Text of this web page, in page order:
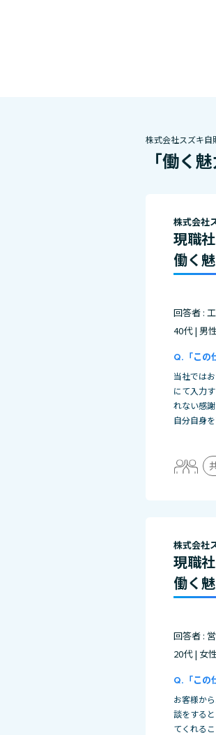
株式会社スズキ自
「働く魅
株式会社
現職
働く
回答者 :
40代 | 男
「こ
当社では
にて入力
れない感
自分自身
株式会社
現職
働く
回答者 :
20代 | 女
「こ
お客様か
談をする
てくれる